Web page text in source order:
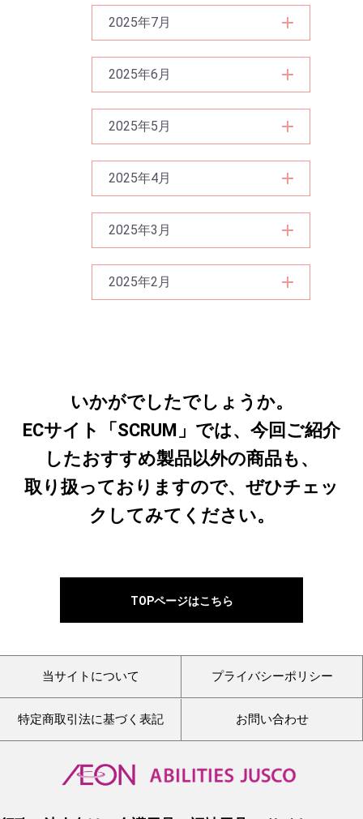
2025年7月
2025年6月
2025年5月
2025年4月
2025年3月
2025年2月
いかがでしたでしょうか。
ECサイト「SCRUM」では、今回ご紹介
したおすすめ製品以外の商品も、
取り扱っておりますので、ぜひチェッ
クしてみてください。
TOPページはこちら
当サイトについて プライバシーポリシー
特定商取引法に基づく表記 お問い合わせ